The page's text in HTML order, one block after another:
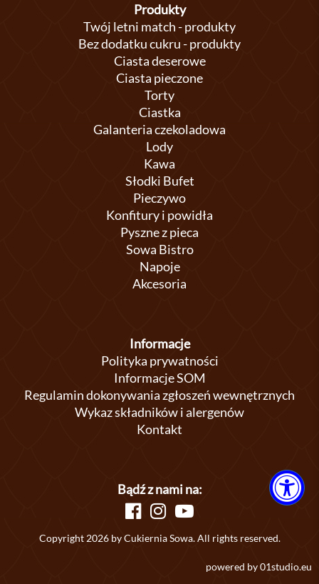
Produkty
Twój letni match - produkty
Bez dodatku cukru - produkty
Ciasta deserowe
Ciasta pieczone
Torty
Ciastka
Galanteria czekoladowa
Lody
Kawa
Słodki Bufet
Pieczywo
Konfitury i powidła
Pyszne z pieca
Sowa Bistro
Napoje
Akcesoria
Informacje
Polityka prywatności
Informacje SOM
Regulamin dokonywania zgłoszeń wewnętrznych
Wykaz składników i alergenów
Kontakt
Bądź z nami na:
Copyright 2026 by Cukiernia Sowa. All rights reserved.
powered by01studio.eu